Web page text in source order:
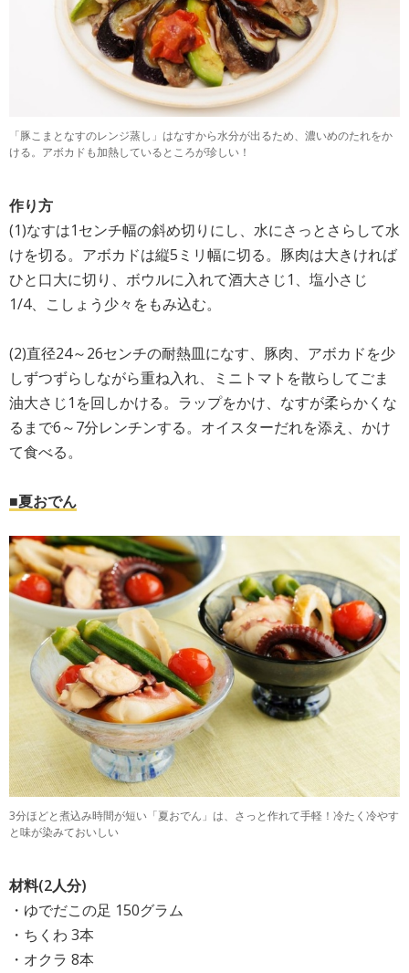
「豚こまとなすのレンジ蒸し」はなすから水分が出るため、濃いめのたれをか
ける。アボカドも加熱しているところが珍しい！
作り方
(1)なすは1センチ幅の斜め切りにし、水にさっとさらして水
けを切る。アボカドは縦5ミリ幅に切る。豚肉は大きければ
ひと口大に切り、ボウルに入れて酒大さじ1、塩小さじ
1/4、こしょう少々をもみ込む。
(2)直径24～26センチの耐熱皿になす、豚肉、アボカドを少
しずつずらしながら重ね入れ、ミニトマトを散らしてごま
油大さじ1を回しかける。ラップをかけ、なすが柔らかくな
るまで6～7分レンチンする。オイスターだれを添え、かけ
て食べる。
■夏おでん
3分ほどと煮込み時間が短い「夏おでん」は、さっと作れて手軽！冷たく冷やす
と味が染みておいしい
材料(2人分)
・ゆでだこの足 150グラム
・ちくわ 3本
・オクラ 8本